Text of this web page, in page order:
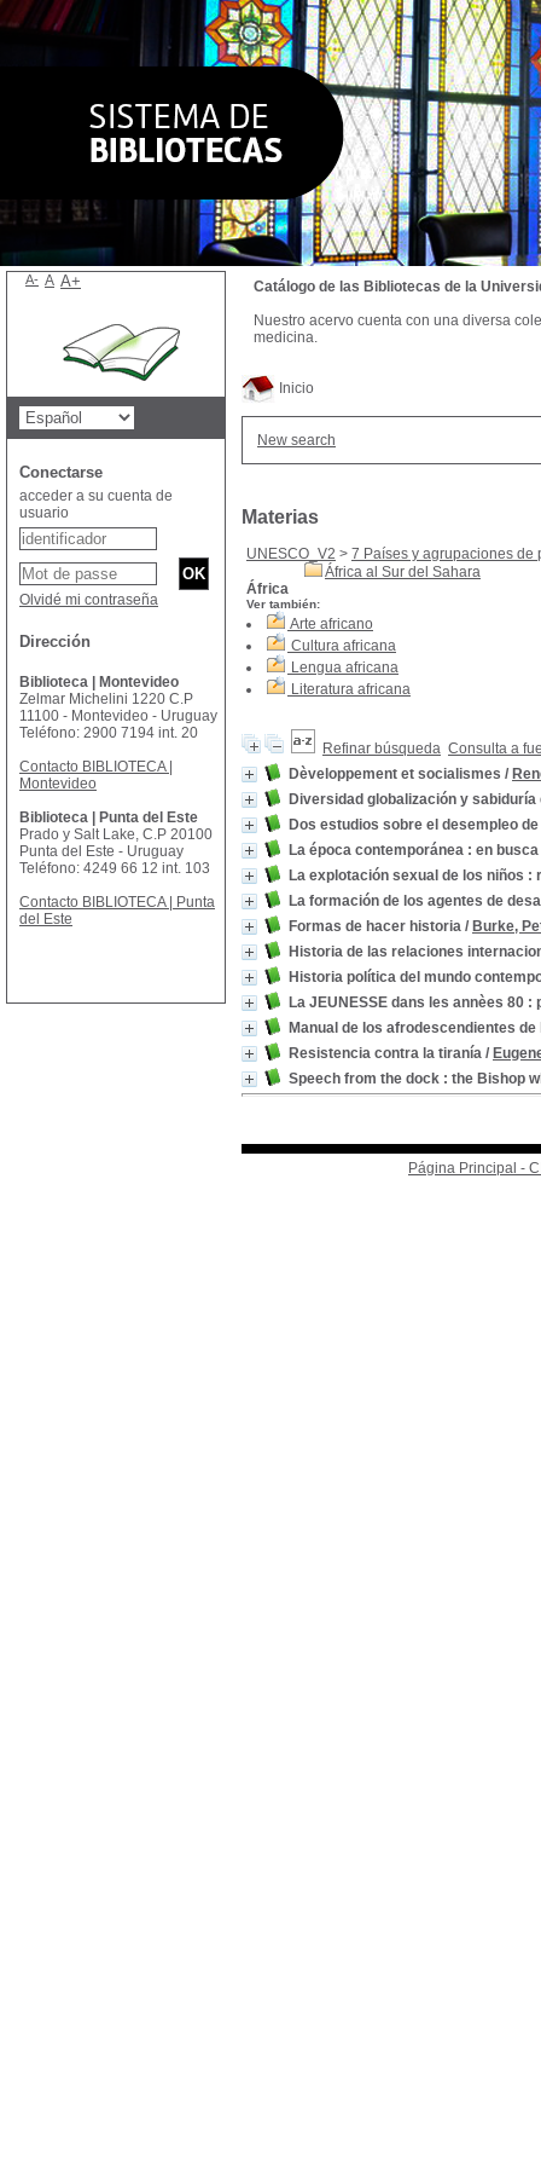
Inicio
New search
Materias
UNESCO_V2 > 7 Países y agrupaciones de
África al Sur del Sahara
África
Ver también:
Arte africano
Cultura africana
Lengua africana
Literatura africana
Refinar búsqueda Consulta a
Dèveloppement et socialismes /
Diversidad globalización y sabiduría
Dos estudios sobre el desempleo
La época contemporánea : en
La explotación sexual de los niños :
La formación de los agentes de
Formas de hacer historia / Burke,
Historia de las relaciones
Historia política del mundo
La JEUNESSE dans les annèes 80
Manual de los afrodescendientes
Resistencia contra la tiranía /
Speech from the dock : the Bishop
Página Principal -
Catálogo de las Bibliotecas de la
Nuestro acervo cuenta con una diversa
medicina.
A- A A+
Conectarse
acceder a su cuenta de
usuario
Olvidé mi contraseña
Dirección
Biblioteca | Montevideo
Zelmar Michelini 1220 C.P
11100 - Montevideo - Uruguay
Teléfono: 2900 7194 int. 20
Contacto BIBLIOTECA |
Montevideo
Biblioteca | Punta del Este
Prado y Salt Lake, C.P 20100
Punta del Este - Uruguay
Teléfono: 4249 66 12 int. 103
Contacto BIBLIOTECA | Punta
del Este